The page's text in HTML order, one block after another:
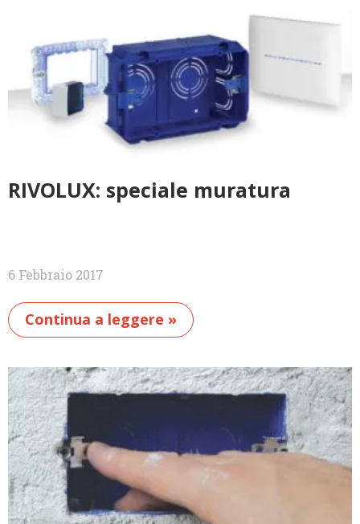
RIVOLUX: speciale muratura
6 Febbraio 2017
Continua a leggere »